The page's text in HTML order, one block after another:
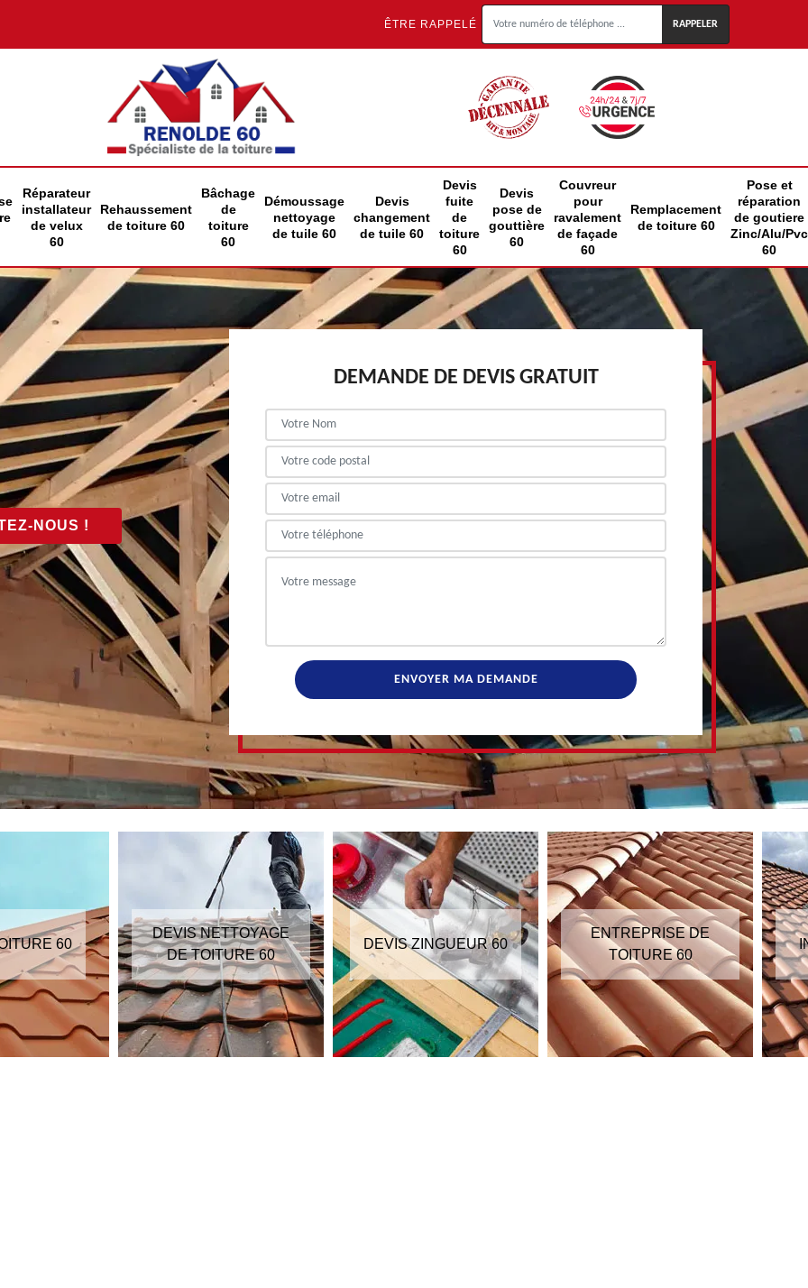
ÊTRE RAPPELÉ
Réparateur
installateur
de velux
60
Rehaussement
de toiture 60
Bâchage
de
toiture
60
Démoussage
nettoyage
de tuile 60
Devis
changement
de tuile 60
Devis
fuite
de
toiture
60
Devis
pose de
gouttière
60
Couvreur
pour
ravalement
de façade
60
Remplacement
de toiture 60
Pose et
réparation
de goutiere
Zinc/Alu/Pvc
60
NOUS !
DEMANDE DE DEVIS GRATUIT
60
DEVIS NETTOYAGE
DE TOITURE 60
DEVIS ZINGUEUR 60
ENTREPRISE DE
TOITURE 60